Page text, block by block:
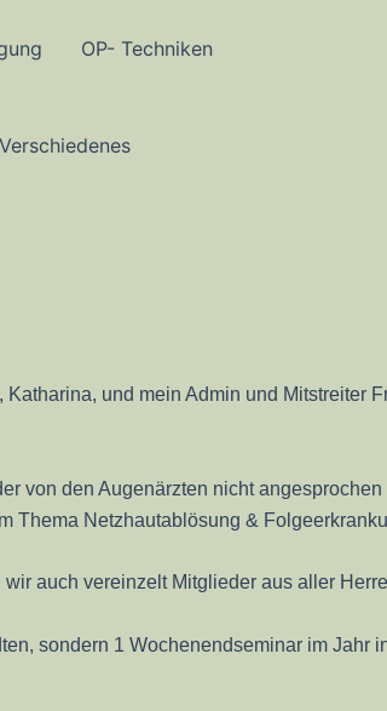
OP- Techniken
Verschiedenes
und mein Admin und Mitstreiter
den Augenärzten nicht
Thema Netzhautablösung &
auch vereinzelt Mitglieder aus aller
sondern 1 Wochenendseminar im Jahr